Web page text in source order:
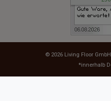
© 2026 Living Floor GmbH
*innerhalb